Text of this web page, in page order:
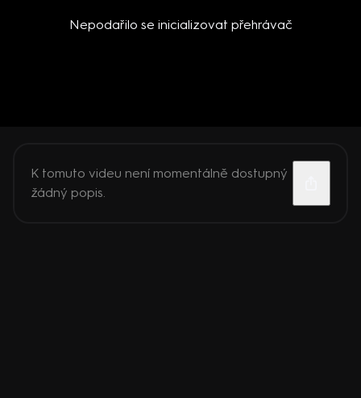
Nepodařilo se inicializovat přehrávač
K tomuto videu není momentálně dostupný
žádný popis.